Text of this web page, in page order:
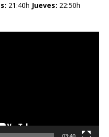
21:40h Jueves: 22:50h